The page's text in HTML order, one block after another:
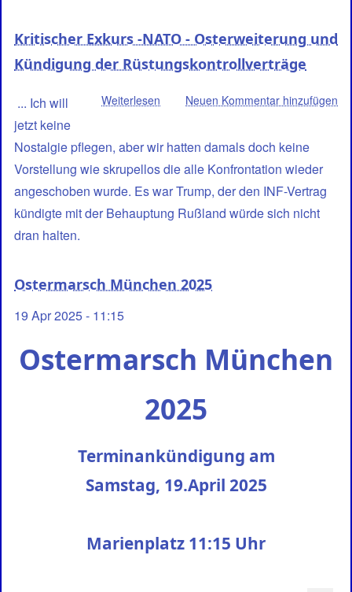
beim
Bunker
Kritischer Exkurs -NATO - Osterweiterung und
Kündigung der Rüstungskontrollverträge
Weiterlesen
Exkurs
NATO
-
Osterweiterung
Neuen Kommentar hinzufügen
... Ich will
jetzt keine
Nostalgie pflegen, aber wir hatten damals doch keine
Vorstellung wie skrupellos die alle Konfrontation wieder
angeschoben wurde. Es war Trump, der den INF-Vertrag
kündigte mit der Behauptung Rußland würde sich nicht
dran halten.
Ostermarsch München 2025
19 Apr 2025 - 11:15
Ostermarsch München
2025
Terminankündigung am
Samstag, 19.April 2025
Marienplatz 11:15 Uhr